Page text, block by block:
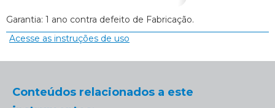
Garantia: 1 ano contra defeito de Fabricação.
Acesse as instruções de uso
Conteúdos relacionados a este